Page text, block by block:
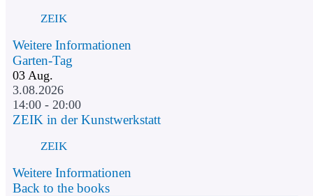
ZEIK
Weitere Informationen
Garten-Tag
03 Aug.
3.08.2026
14:00 - 20:00
ZEIK in der Kunstwerkstatt
ZEIK
Weitere Informationen
Back to the books